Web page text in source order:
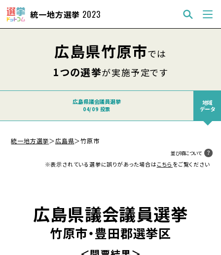
統一地方選挙 2023
広島県竹原市では
1つの選挙が実施予定です
広島県議会議員選挙
04/09 投票
地域
データ
統一地方選挙＞広島県＞竹原市
並び順について
※表示されている選挙に誤りがあった場合はこちら をご覧ください
広島県議会議員選挙
竹原市・豊田郡選挙区